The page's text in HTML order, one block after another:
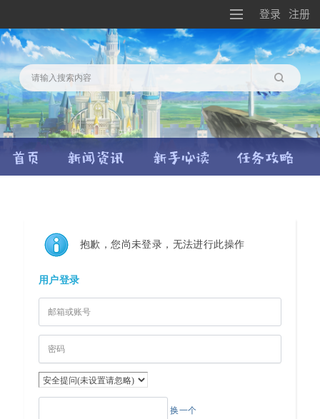
登录 注册
搜索
抱歉，您尚未登录，无法进行此操作
用户登录
换一个